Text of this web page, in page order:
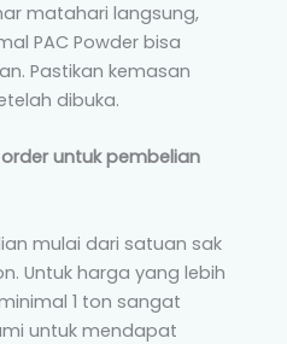
matahari langsung,
PAC Powder bisa
Pastikan kemasan
dibuka.
untuk pembelian
mulai dari satuan sak
Untuk harga yang lebih
1 ton sangat
untuk mendapat